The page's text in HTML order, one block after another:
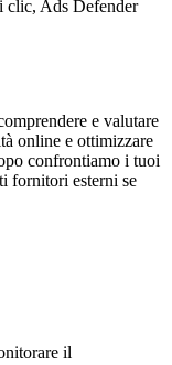
clic, Ads Defender
e valutare
online e ottimizzare
confrontiamo i tuoi
fornitori esterni se
il